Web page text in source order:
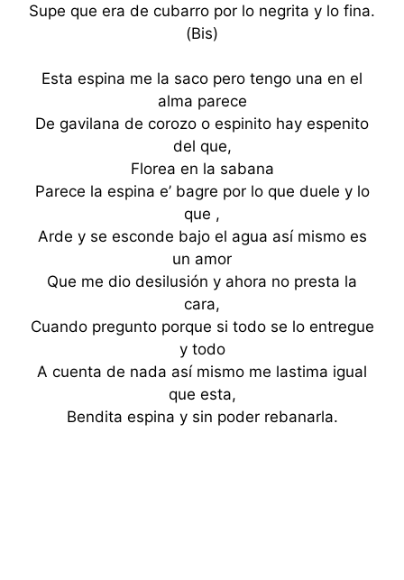
Supe que era de cubarro por lo negrita y lo fina.
(Bis)
Esta espina me la saco pero tengo una en el
alma parece
De gavilana de corozo o espinito hay espenito
del que,
Florea en la sabana
Parece la espina e’ bagre por lo que duele y lo
que ,
Arde y se esconde bajo el agua así mismo es
un amor
Que me dio desilusión y ahora no presta la
cara,
Cuando pregunto porque si todo se lo entregue
y todo
A cuenta de nada así mismo me lastima igual
que esta,
Bendita espina y sin poder rebanarla.